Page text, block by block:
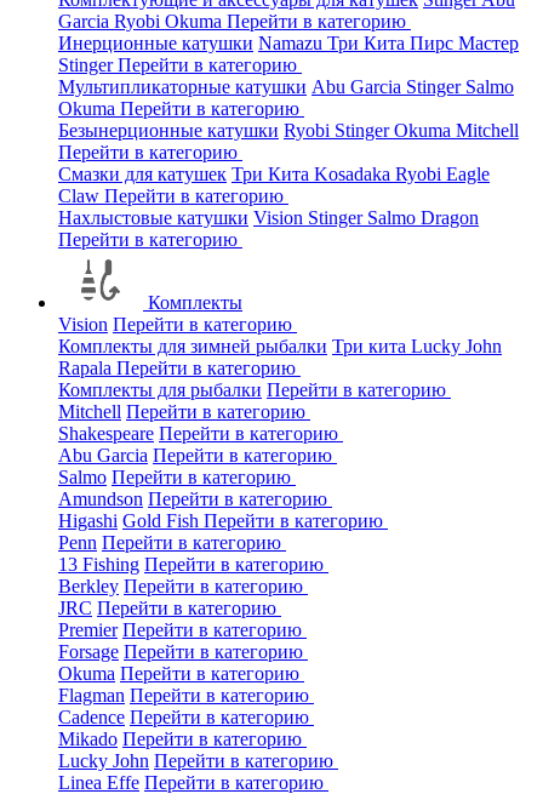
Garcia Ryobi Okuma Перейти в категорию
Инерционные катушки Namazu Три Кита Пирс Мастер
StingerПерейти в категорию
Мультипликаторные катушки Abu Garcia Stinger Salmo
Okuma Перейти в категорию
Безынерционные катушки Ryobi StingerOkuma Mitchell
Перейти в категорию
Смазки для катушек Три Кита Kosadaka Ryobi Eagle
Claw Перейти в категорию
Нахлыстовые катушки Vision Stinger Salmo Dragon
Перейти в категорию
Комплекты
Vision Перейти в категорию
Комплекты для зимней рыбалки Три кита Lucky John
Rapala Перейти в категорию
Комплекты для рыбалки Перейти в категорию
Mitchell Перейти в категорию
Shakespeare Перейти в категорию
Abu Garcia Перейти в категорию
Salmo Перейти в категорию
Amundson Перейти в категорию
Higashi Gold Fish Перейти в категорию
Penn Перейти в категорию
13 Fishing Перейти в категорию
Berkley Перейти в категорию
JRC Перейти в категорию
Premier Перейти в категорию
Forsage Перейти в категорию
Okuma Перейти в категорию
Flagman Перейти в категорию
Cadence Перейти в категорию
Mikado Перейти в категорию
Lucky John Перейти в категорию
Linea Effe Перейти в категорию